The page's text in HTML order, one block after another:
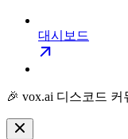
대시보드
🎉 vox.ai 디스코드